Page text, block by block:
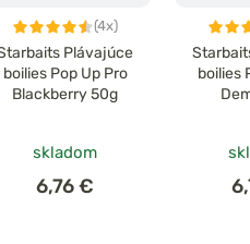
(4x)
Plávajúce
boilies Pop Up Pro
Blackberry 50g
skladom
6,76 €
boilies